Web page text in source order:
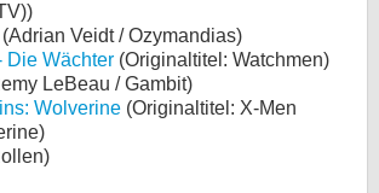
(Adrian Veidt / Ozymandias)
Die Wächter (Originaltitel: Watchmen)
LeBeau / Gambit)
Wolverine (Originaltitel: X-Men